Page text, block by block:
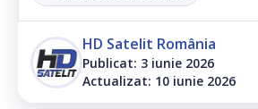
HD Satelit România
Publicat: 3 iunie 2026
Actualizat: 10 iunie 2026